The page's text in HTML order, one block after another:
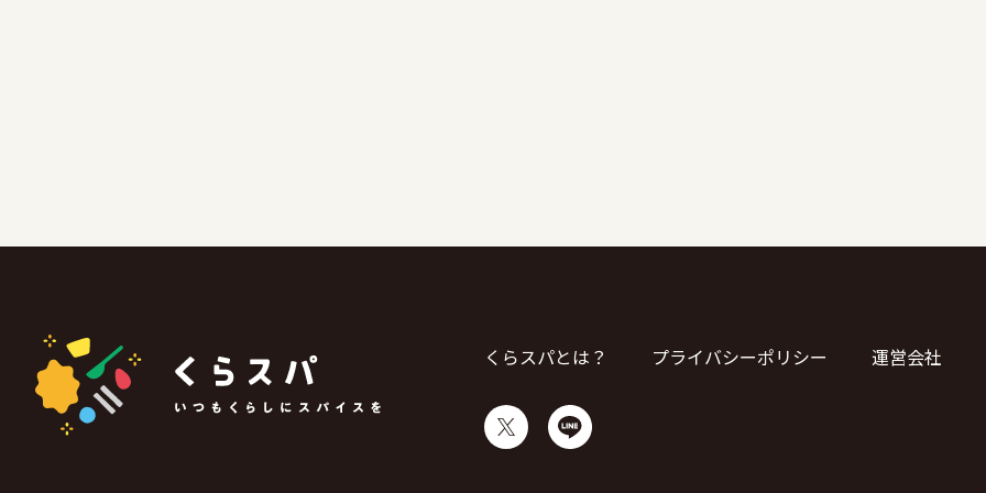
くらスパとは？ プライバシーポリシー 運営会社